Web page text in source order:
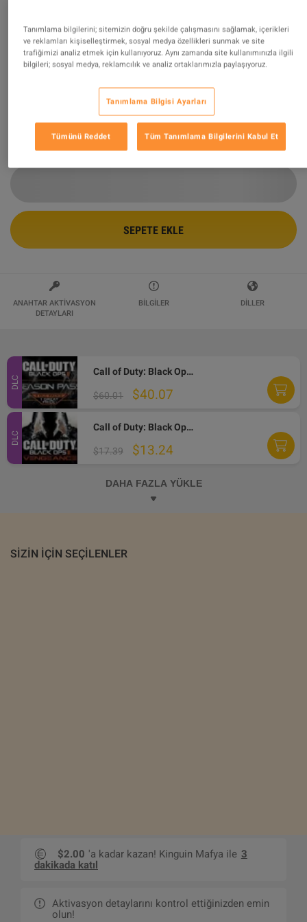
Call of Duty: Black Ops II - Season Pass
DLC Steam Altergift
Tarafından Satılıyor wildboy
$40.07 $60.01
SEPETE EKLE
ANAHTAR AKTIVASYON
DETAYLARI
BILGILER DILLER
DLC
Call of Duty: Black Ops II - Season Pass DLC Steam Altergift
$60.01 $40.07
DLC
Call of Duty: Black Ops II - Vengeance DLC Steam Altergift
$17.39 $13.24
DAHA FAZLA YÜKLE
SIZIN IÇIN SEÇILENLER
$2.00 'a kadar kazan! Kinguin Mafya ile 3
dakikada katıl
Aktivasyon detaylarını kontrol ettiğinizden emin
olun!
Tanımlama bilgilerini; sitemizin doğru şekilde çalışmasını sağlamak, içerikleri
ve reklamları kişiselleştirmek, sosyal medya özellikleri sunmak ve site
trafiğimizi analiz etmek için kullanıyoruz. Aynı zamanda site kullanımınızla ilgili
bilgileri; sosyal medya, reklamcılık ve analiz ortaklarımızla paylaşıyoruz.
Tanımlama Bilgisi Ayarları
Tümünü Reddet Tüm Tanımlama Bilgilerini Kabul Et